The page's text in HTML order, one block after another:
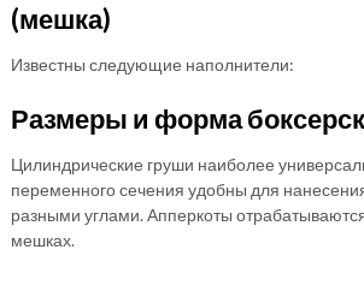
(мешка)
Известны следующие наполнители:
Размеры и форма
Цилиндрические груши наиболее
переменного сечения удобны для
разными углами. Апперкоты
мешках.